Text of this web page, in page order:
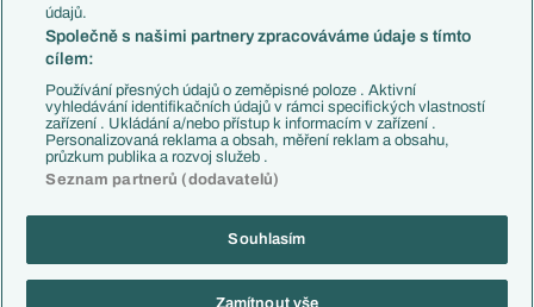
Chelsea FC
Manchester United
AC Milán
Juventus FC
Bayern Mnichov
FC Barcelona
Real Madrid
Copyright © 2001-2026 EuroFotbal.cz. Využíváme zpravodajství ČTK.
Informace o zpracování osobních údajů
údajů.
Společně s našimi partnery zpracováváme údaje s tímto
cílem:
Používání přesných údajů o zeměpisné poloze . Aktivní
vyhledávání identifikačních údajů v rámci specifických vlastností
zařízení . Ukládání a/nebo přístup k informacím v zařízení .
Personalizovaná reklama a obsah, měření reklam a obsahu,
průzkum publika a rozvoj služeb .
Seznam partnerů (dodavatelů)
Souhlasím
Zamítnout vše